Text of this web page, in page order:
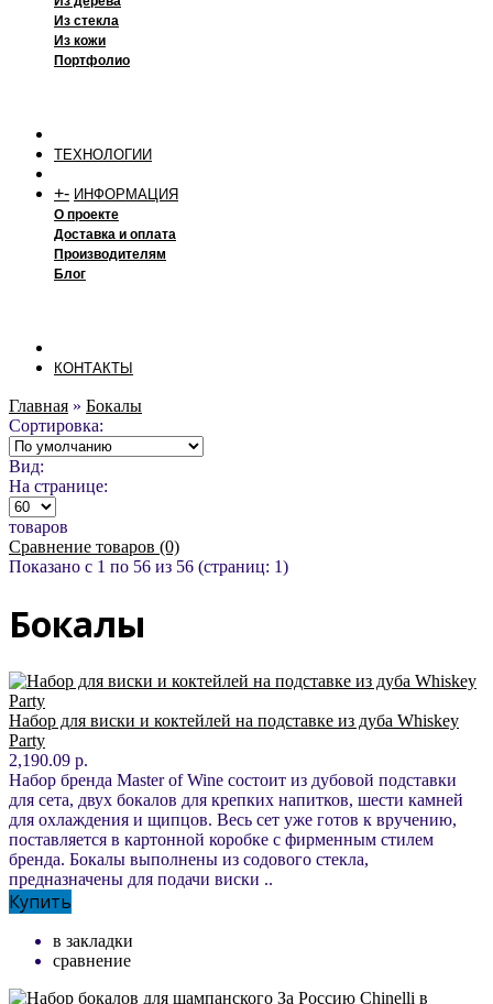
Из стекла
Из кожи
Портфолио
ТЕХНОЛОГИИ
+- ИНФОРМАЦИЯ
О проекте
Доставка и оплата
Производителям
Блог
КОНТАКТЫ
Главная » Бокалы
Сортировка:
Вид:
На странице:
товаров
Сравнение товаров (0)
Показано с 1 по 56 из 56 (страниц: 1)
Бокалы
Набор для виски и коктейлей на подставке из дуба Whiskey
Party
2,190.09 р.
Набор бренда Master of Wine состоит из дубовой подставки
для сета, двух бокалов для крепких напитков, шести камней
для охлаждения и щипцов. Весь сет уже готов к вручению,
поставляется в картонной коробке с фирменным стилем
бренда. Бокалы выполнены из содового стекла,
предназначены для подачи виски ..
Купить
в закладки
сравнение